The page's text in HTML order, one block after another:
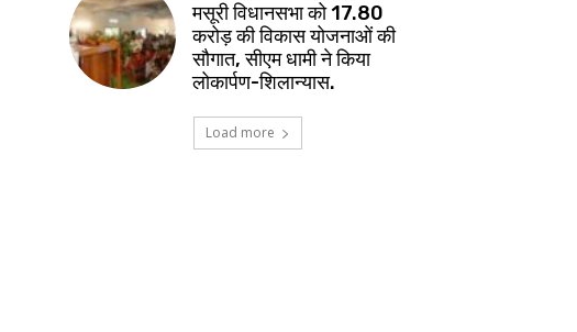
मसूरी विधानसभा को 17.80
करोड़ की विकास योजनाओं की
सौगात, सीएम धामी ने किया
लोकार्पण-शिलान्यास.
Load more